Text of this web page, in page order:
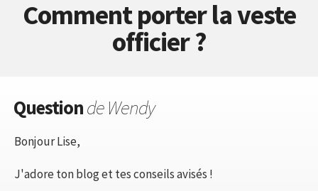
Comment porter la veste
officier ?
Questionde Wendy
Bonjour Lise,
J'adore ton blog et tes conseils avisés !